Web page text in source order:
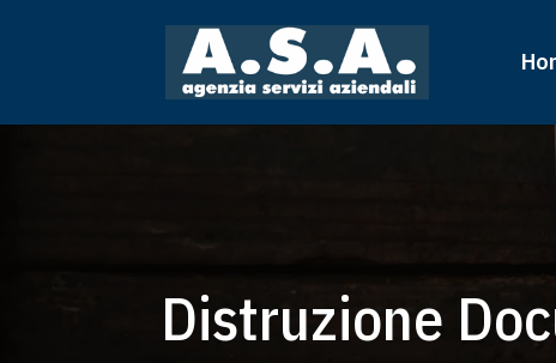
Distruzione